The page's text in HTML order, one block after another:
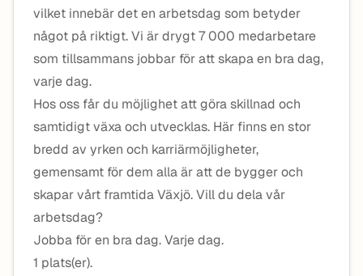
vilket innebär det en arbetsdag som betyder
något på riktigt. Vi är drygt 7 000 medarbetare
som tillsammans jobbar för att skapa en bra dag,
varje dag.
Hos oss får du möjlighet att göra skillnad och
samtidigt växa och utvecklas. Här finns en stor
bredd av yrken och karriärmöjligheter,
gemensamt för dem alla är att de bygger och
skapar vårt framtida Växjö. Vill du dela vår
arbetsdag?
Jobba för en bra dag. Varje dag.
1 plats(er).